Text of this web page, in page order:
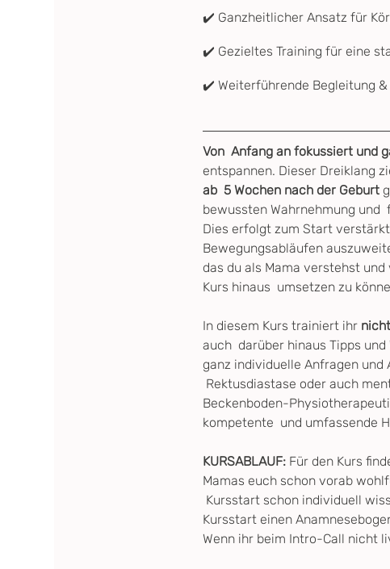
✔️ Ganzheitlicher Ansatz für
✔️ Gezieltes Training für eine
✔️ Weiterführende Begleitung
Von  Anfang an fokussiert und
entspannen. Dieser Dreiklang
ab  5 Wochen nach der Geburt
bewussten Wahrnehmung und
Dies erfolgt zum Start
Bewegungsabläufen
das du als Mama verstehst
Kurs hinaus  umsetzen zu
In diesem Kurs trainiert ihr
auch  darüber hinaus Tipps
ganz individuelle Anfragen und
Rektusdiastase oder auch
Beckenboden-
kompetente  und umfassende
KURSABLAUF: Für den Kurs
Mamas euch schon vorab
Kursstart schon individuell
Kursstart einen
Wenn ihr beim Intro-Call nicht